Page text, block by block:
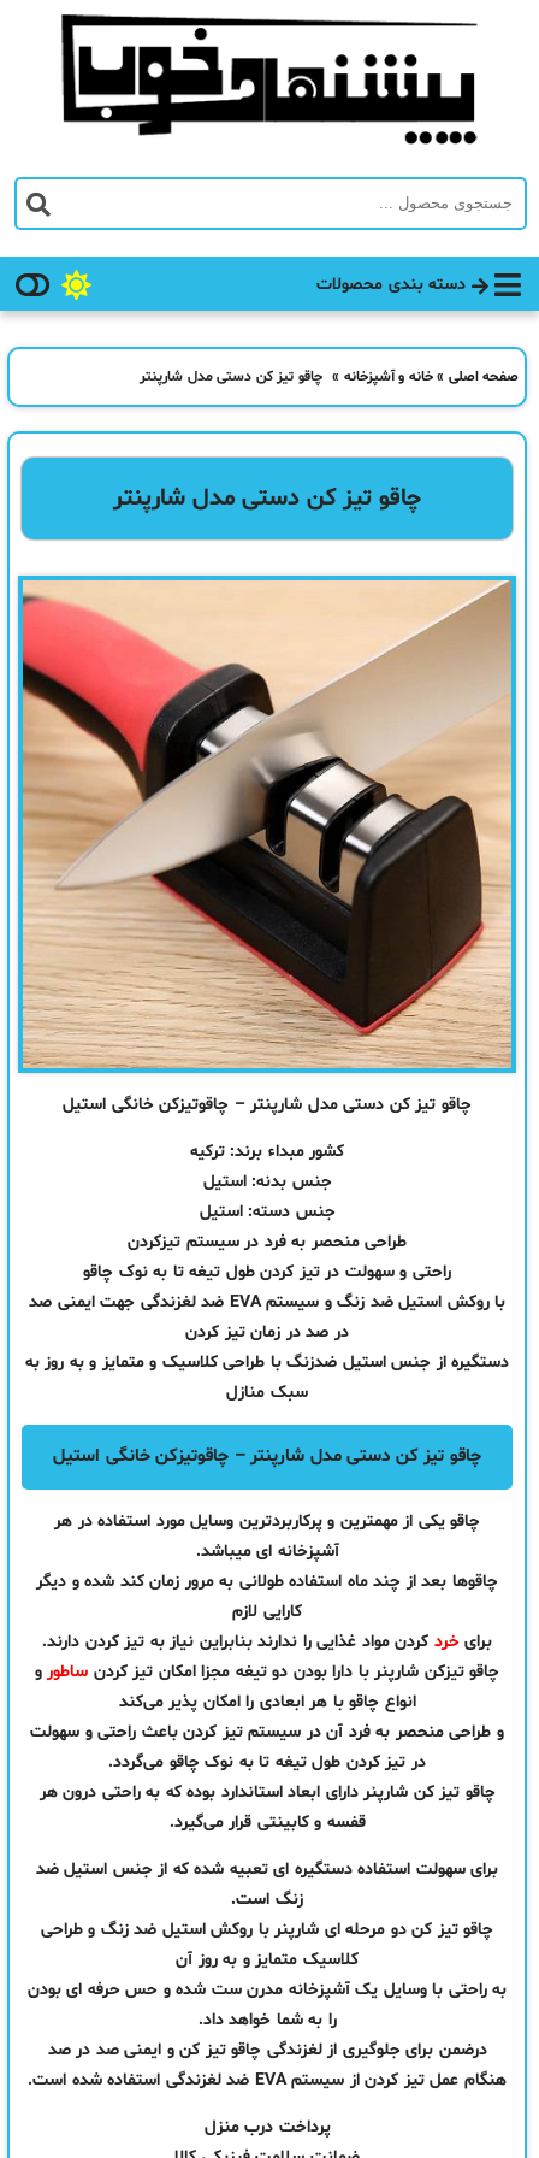
دسته بندی محصولات
صفحه اصلی »خانه و آشپزخانه » چاقو تیز کن دستی مدل شارپنتر
چاقو تیز کن دستی مدل شارپنتر
چاقو تیز کن دستی مدل شارپنتر – چاقوتیزکن خانگی استیل
کشور مبداء برند: ترکیه
جنس بدنه: استیل
جنس دسته: استیل
طراحی منحصر به فرد در سیستم تیزکردن
راحتی و سهولت در تیز کردن طول تیغه تا به نوک چاقو
با روکش استیل ضد زنگ و سیستم EVA ضد لغزندگی جهت ایمنی صد
در صد در زمان تیز کردن
دستگیره از جنس استیل ضدزنگ با طراحی کلاسیک و متمایز و به روز به
سبک منازل
چاقو تیز کن دستی مدل شارپنتر – چاقوتیزکن خانگی استیل
چاقو یکی از مهمترین و پرکاربردترین وسایل مورد استفاده در هر
آشپزخانه ای میباشد‏.‏
چاقوها بعد از چند ماه استفاده طولانی به مرور زمان کند شده و دیگر
کارایی لازم
برایخرد کردن مواد غذایی را ندارند بنابراین نیاز به تیز کردن دارند‏.‏
چاقو تیزکن شارپنر با دارا بودن دو تیغه مجزا امکان تیز کردن ساطورو
انواع چاقو با هر ابعادی را امکان پذیر می‌کند
و طراحی منحصر به فرد آن در سیستم تیز کردن باعث راحتی و سهولت
در تیز کردن طول تیغه تا به نوک چاقو می‌گردد‏.‏
چاقو تیز کن شارپنر دارای ابعاد استاندارد بوده که به راحتی درون هر
قفسه و کابینتی قرار می‌گیرد‏.‏
برای سهولت استفاده دستگیره ای تعبیه شده که از جنس استیل ضد
زنگ است‏.‏
چاقو تیز کن دو مرحله ای شارپنر با روکش استیل ضد زنگ و طراحی
کلاسیک متمایز و به روز آن
به راحتی با وسایل یک آشپزخانه مدرن ست شده و حس حرفه ای بودن
را به شما خواهد داد‏.‏
درضمن برای جلوگیری از لغزندگی چاقو تیز کن و ایمنی صد در صد
هنگام عمل تیز کردن از سیستم EVA ضد لغزندگی استفاده شده است‏.‏
پرداخت درب منزل